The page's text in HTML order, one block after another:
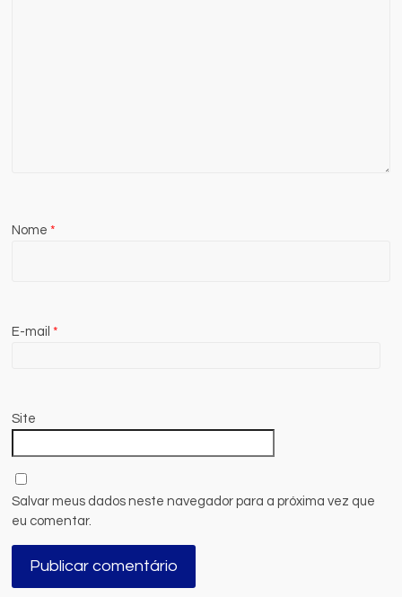
Nome*
E-mail*
Site
Salvar meus dados neste navegador para a próxima vez que
eu comentar.